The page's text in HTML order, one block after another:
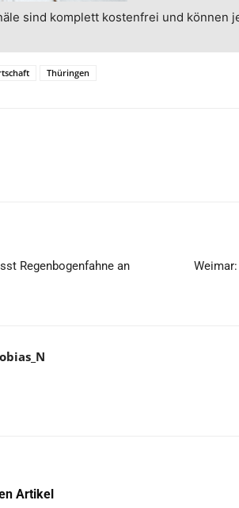
sind komplett kostenfrei und können
Thüringen
Regenbogenfahne an
Artikel